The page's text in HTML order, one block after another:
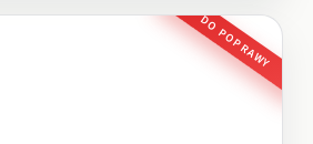
DO POPRAWY